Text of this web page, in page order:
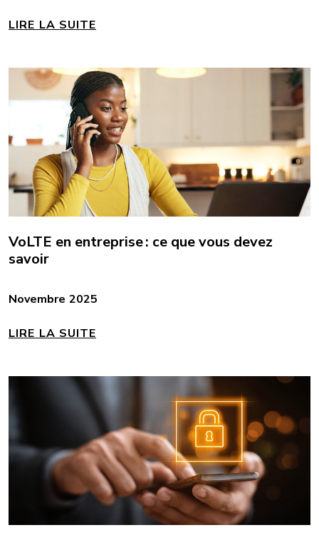
LIRE LA SUITE
VoLTE en entreprise : ce que vous devez
savoir
Novembre 2025
LIRE LA SUITE